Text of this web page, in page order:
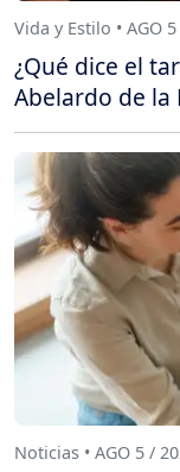
Vida y Estilo • AGO
¿Qué dice el
Abelardo de la
Noticias • AGO 5 /